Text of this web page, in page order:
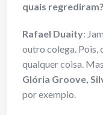
quais regrediram?
Rafael Duaity:
outro colega. Pois,
qualquer coisa.
Glória Groove,
por exemplo.